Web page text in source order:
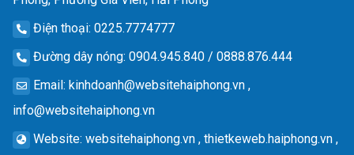
Điện thoại: 0225.7774777
Đường dây nóng: 0904.945.840 / 0888.876.444
Email : kinhdoanh@websitehaiphong.vn ,
info@websitehaiphong.vn
Website: websitehaiphong.vn , thietkeweb.haiphong.vn ,